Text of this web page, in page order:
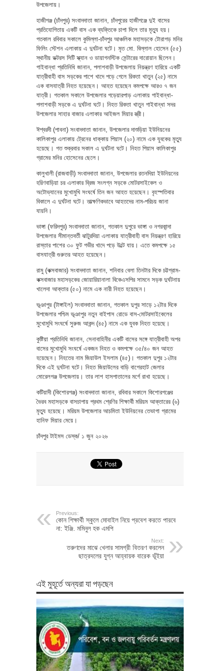
উপজেলায়।
হাজীগঞ্জ (চাঁদপুর) সংবাদদাতা জানান, চাঁদপুরের হাজীগঞ্জে দুই বাসের
প্রতিযোগিতায় একটি বাস এক ব্যক্তিকে চাপা দিলে তার মৃত্যু হয়।
গতকাল রবিবার সকালে কুমিল্লা-চাঁদপুর আঞ্চলিক মহাসড়কে টোরাগড় মনির
ফিলিং স্টেশন এলাকায় এ দুর্ঘটনা ঘটে। মৃত মো. বিল্লাল হোসেন (৫৫)
স্থানীয় ডক্টরস সিটি স্ক্যান ও ডায়াগনস্টিক সেন্টারের দারোয়ান ছিলেন।
গাইবান্ধা প্রতিনিধি জানান, পলাশবাড়ী উপজেলায় নিয়ন্ত্রণ হারিয়ে একটি
যাত্রীবাহী বাস সড়কের পাশে খাদে পড়ে গেলে রিকতা খাতুন (২৫) নামে
এক বাসযাত্রী নিহত হয়েছেন। আহত হয়েছেন কমপক্ষে আরও ৭ জন
যাত্রী। গতকাল সকালে উপজেলার গড়েয়ারপাড় এলাকায় গাইবান্ধা-
পলাশবাড়ী সড়কে এ দুর্ঘটনা ঘটে। নিহত রিকতা খাতুন গাইবান্ধা সদর
উপজেলার সাহার বাজার এলাকার আইজল মিয়ার স্ত্রী।
ঈশ্বরদী (পাবনা) সংবাদদাতা জানান, উপজেলার দাশুড়িয়া ইউনিয়নের
কালিকাপুর এলাকায় ট্রেনের ধাক্কায় পিয়াস (২০) নামে এক যুবকের মৃত্যু
হয়েছে। গত শুক্রবার সকাল এ দুর্ঘটনা ঘটে। নিহত পিয়াস কালিকাপুর
গ্রামের মনির হোসেনের ছেলে।
কালুখালী (রাজবাড়ী) সংবাদদাতা জানান, উপজেলার রতনদিয়া ইউনিয়নের
হরিণবাড়িয়া চর এলাকার ব্রিজ সংলগ্ন সড়কে মোটরসাইকেল ও
অটোভ্যানের মুখোমুখি সংঘর্ষে তিন জন আহত হয়েছেন। বৃহস্পতিবার
বিকালে এ দুর্ঘটনা ঘটে। তাত্ক্ষণিকভাবে আহতদের নাম-পরিচয় জানা
যায়নি।
ভাঙ্গা (ফরিদপুর) সংবাদদাতা জানান, গতকাল দুপুরে ভাঙ্গা ও নগরকান্দা
উপজেলার সীমান্তবর্তী ঝাটুরদিয়া এলাকায় যাত্রীবাহী বাস নিয়ন্ত্রণ হারিয়ে
রাস্তার পাশের ৩০ ফুট গভীর খাদে পড়ে উল্টে যায়। এতে কমপক্ষে ১৫
বাসযাত্রী গুরুতর আহত হয়েছেন।
রামু (কক্সবাজার) সংবাদদাতা জানান, শনিবার বেলা তিনটার দিকে চট্টগ্রাম-
কক্সবাজার মহাসড়কের জোয়ারিয়ানালা বিকেএসপির সামনে সড়ক দুর্ঘটনায়
খালেদা আক্তার (৫০) নামে এক নারী নিহত হয়েছেন।
ভূঞাপুর (টাঙ্গাইল) সংবাদদাতা জানান, গতকাল দুপুর সাড়ে ১২টার দিকে
উপজেলার পশ্চিম ভূঞাপুর নতুন বাইপাস রোডে বাস-মোটরসাইকেলের
মুখোমুখি সংঘর্ষে সুরুজ আকন্দ (৪৫) নামে এক যুবক নিহত হয়েছে।
কুষ্টিয়া প্রতিনিধি জানান, সেনাবাহিনীর একটি বাসের সঙ্গে যাত্রীবাহী অপর
বাসের মুখোমুখি সংঘর্ষে একজন নিহত ও কমপক্ষে ৩৫/৪০ জন আহত
হয়েছেন। নিহতের নাম জিয়াউল ইসলাম (৪৫)। গতকাল দুপুর ১২টার
দিকে এই দুর্ঘটনা ঘটে। নিহত জিয়াউলের বাড়ি বাগেরহাট জেলার
মোরেলগঞ্জ উপজেলায়। তার লাশ হাসপাতালের মর্গে রাখা হয়েছে।
কটিয়াদী (কিশোরগঞ্জ) সংবাদদাতা জানান, রবিবার সকালে কিশোরগঞ্জের
ভৈরব মহাসড়কে বাসচাপায় প্রথম শ্রেণির শিক্ষার্থী মরিয়ম আক্তারের (৬)
মৃত্যু হয়েছে। মরিয়ম উপজেলার আচমিতা ইউনিয়নের তেভাগা গ্রামের
হানিফ মিয়ার মেয়ে।
চাঁদপুর টাইমস ডেস্ক/ ১ জুন ২০২৬
Previous:
কোন শিক্ষার্থী স্কুলে মোবাইল নিয়ে প্রবেশ করতে পারবে
না: ইঞ্জি. মমিনুল হক এমপি
Next:
তরুণদের মাঝে খেলার সামগ্রী বিতরণ করলেন
ছাত্রদলের যুগ্ন আহ্বায়ক বারেক ভূঁইয়া
এই মুহূর্তে অন্যরা যা পড়ছেন